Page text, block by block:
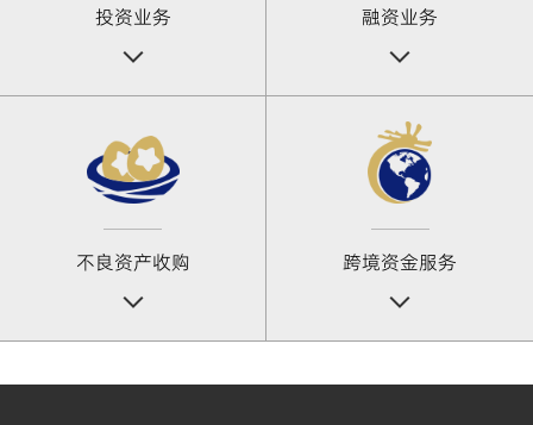
投资业务 融资业务
不良资产收购 跨境资金服务